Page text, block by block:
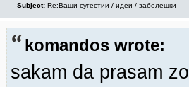
Subject: Re:Ваши сугестии / идеи / забелешки
komandos wrote:
sakam da prasam